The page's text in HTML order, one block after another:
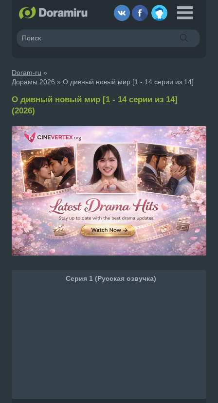
Doram-ru »
Дорамы 2026 » О дивный новый мир [1 - 14 серии из 14]
О дивный новый мир [1 - 14 серии из 14]
(2026)
Серия 1 (Русская озвучка)